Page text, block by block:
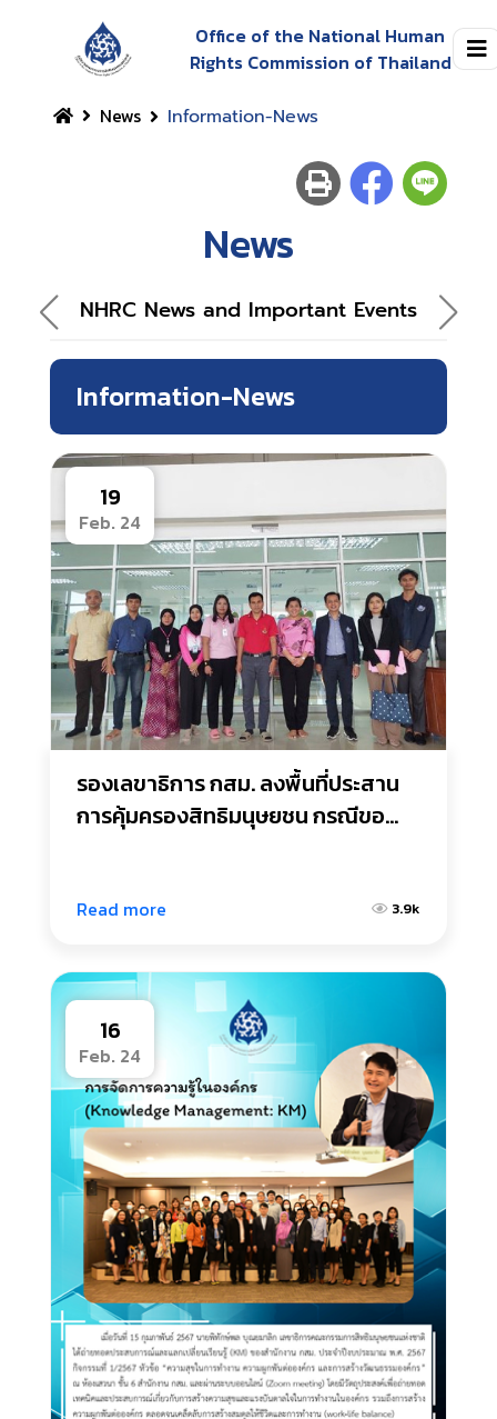
Office of the National Human
Rights Commission of Thailand
News
Information-News
News
NHRC News and Important Events
Information-News
19
Feb. 24
รองเลขาธิการ กสม. ลงพื้นที่ประสาน
การคุ้มครองสิทธิมนุษยชน กรณีขอ
Read more 3.9k
16
Feb. 24